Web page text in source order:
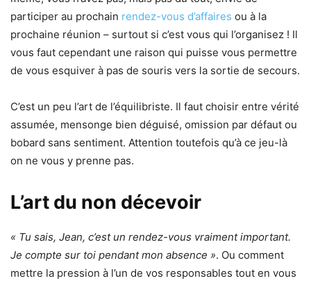
participer au prochain rendez-vous d’affaires ou à la
prochaine réunion – surtout si c’est vous qui l’organisez ! Il
vous faut cependant une raison qui puisse vous permettre
de vous esquiver à pas de souris vers la sortie de secours.
C’est un peu l’art de l’équilibriste. Il faut choisir entre vérité
assumée, mensonge bien déguisé, omission par défaut ou
bobard sans sentiment. Attention toutefois qu’à ce jeu-là
on ne vous y prenne pas.
L’art du non décevoir
« Tu sais, Jean, c’est un rendez-vous vraiment important.
Je compte sur toi pendant mon absence ». Ou comment
mettre la pression à l’un de vos responsables tout en vous